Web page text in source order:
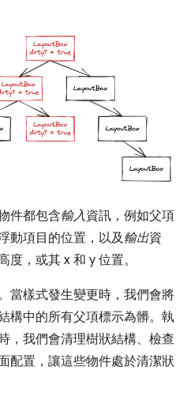
件都包含輸入資訊，例如父項
動項目的位置，以及輸出資
，或其 x 和 y 位置。
當樣式發生變更時，我們會將
構中的所有父項標示為髒。執
，我們會清理樹狀結構、檢查
配置，讓這些物件處於清潔狀